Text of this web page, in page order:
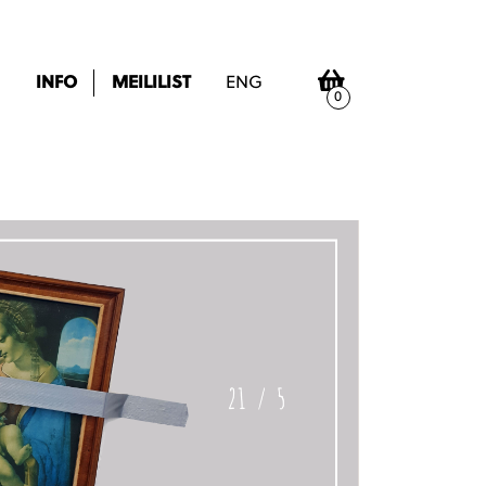
INFO MEILILIST ENG
0